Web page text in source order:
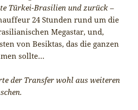
Türkei-Brasilien und zurück –
24 Stunden rund um die
Megastar, und,
von Besiktas, das die ganzen
sollte…
der Transfer wohl aus weiteren